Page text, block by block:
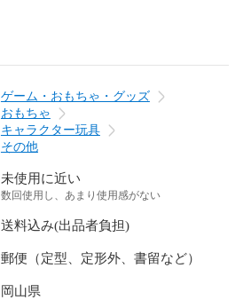
ゲーム・おもちゃ・グッズ
おもちゃ
キャラクター玩具
その他
未使用に近い
数回使用し、あまり使用感がない
送料込み(出品者負担)
郵便（定型、定形外、書留など）
岡山県